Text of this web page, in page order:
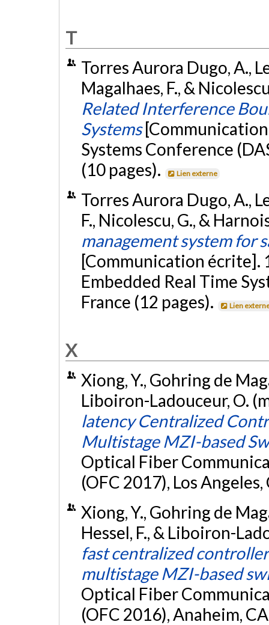
T
Torres Aurora Dugo, A.,
Magalhaes, F., &
Related Interference
Systems
Systems Conference
(10 pages).
Lien externe
Torres Aurora Dugo, A.,
F., Nicolescu, G., &
management system for
[Communication écrite].
Embedded Real Time
France (12 pages).
Lien
X
Xiong, Y., Gohring de
Liboiron-Ladouceur, O.
latency Centralized
Multistage MZI-based
Optical Fiber
(OFC 2017), Los
Xiong, Y., Gohring de
Hessel, F., & Liboiron-
fast centralized
multistage MZI-based
Optical Fiber
(OFC 2016), Anaheim,